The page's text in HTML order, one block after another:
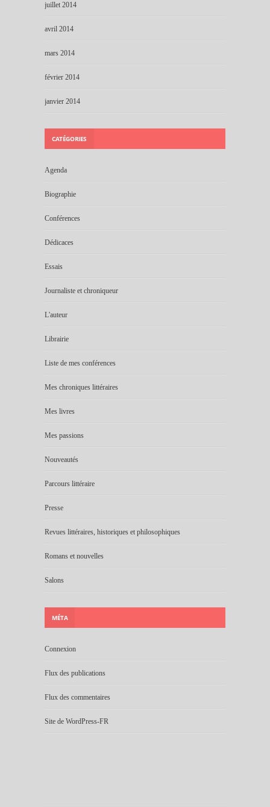
juillet 2014
avril 2014
mars 2014
février 2014
janvier 2014
CATÉGORIES
Agenda
Biographie
Conférences
Dédicaces
Essais
Journaliste et chroniqueur
L'auteur
Librairie
Liste de mes conférences
Mes chroniques littéraires
Mes livres
Mes passions
Nouveautés
Parcours littéraire
Presse
Revues littéraires, historiques et philosophiques
Romans et nouvelles
Salons
MÉTA
Connexion
Flux des publications
Flux des commentaires
Site de WordPress-FR